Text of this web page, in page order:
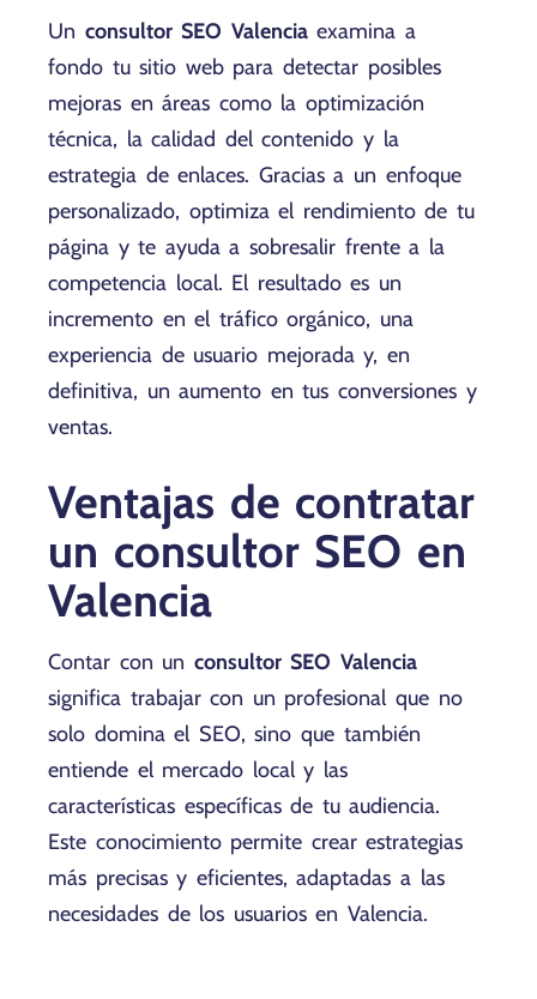
Un consultor SEO Valenciaexamina a
fondo tu sitio web para detectar posibles
mejoras en áreas como la optimización
técnica, la calidad del contenido y la
estrategia de enlaces. Gracias a un enfoque
personalizado, optimiza el rendimiento de tu
página y te ayuda a sobresalir frente a la
competencia local. El resultado es un
incremento en el tráfico orgánico, una
experiencia de usuario mejorada y, en
definitiva, un aumento en tus conversiones y
ventas.
Ventajas de contratar
un consultor SEO en
Valencia
Contar con un consultor SEO Valencia
significa trabajar con un profesional que no
solo domina el SEO, sino que también
entiende el mercado local y las
características específicas de tu audiencia.
Este conocimiento permite crear estrategias
más precisas y eficientes, adaptadas a las
necesidades de los usuarios en Valencia.